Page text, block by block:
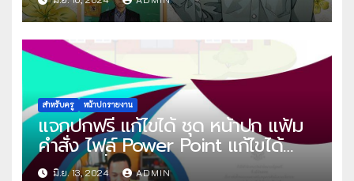
Canva แก้ไขได้ โดย ครูนัท กราฟิก
สำหรับครู หน้าปกรายงาน
แจกปกฟรี แก้ไขได้ ชุด หน้าปก แฟ้ม
คำสั่ง ไฟล์ Power Point แก้ไขได้
โดย ปันสื่อการสอน ครูเอกชัย
มิ.ย. 13, 2024 ADMIN